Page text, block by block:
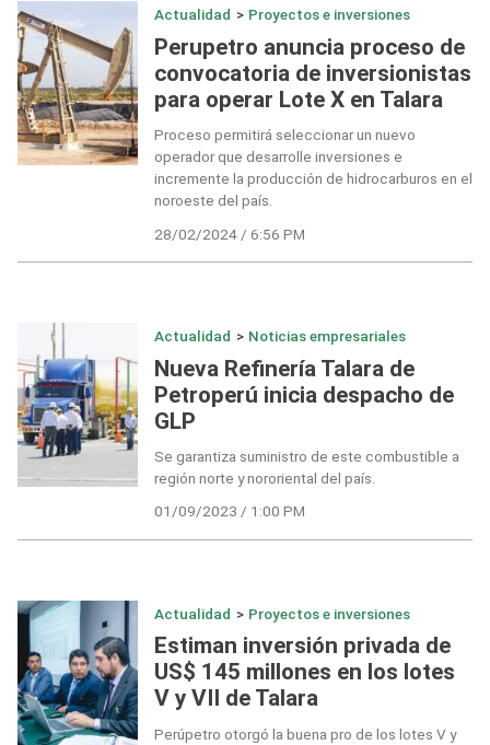
Actualidad > Proyectos e inversiones
Perupetro anuncia proceso de
convocatoria de inversionistas
para operar Lote X en Talara
Proceso permitirá seleccionar un nuevo
operador que desarrolle inversiones e
incremente la producción de hidrocarburos en el
noroeste del país.
28/02/2024 / 6:56 PM
Actualidad > Noticias empresariales
Nueva Refinería Talara de
Petroperú inicia despacho de
GLP
Se garantiza suministro de este combustible a
región norte y nororiental del país.
01/09/2023 / 1:00 PM
Actualidad > Proyectos e inversiones
Estiman inversión privada de
US$ 145 millones en los lotes
V y VII de Talara
Perúpetro otorgó la buena pro de los lotes V y